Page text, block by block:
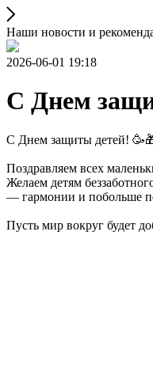
Наши новости и
2026-06-01 19:18
С Днем
С Днем защиты детей!
Поздравляем всех
Желаем детям
— гармонии и побольше
Пусть мир вокруг будет